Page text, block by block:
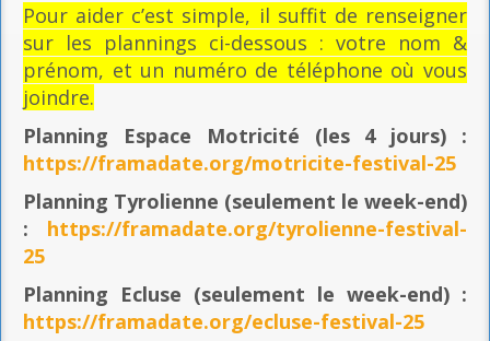
Pour aider c’est simple, il suffit de renseigner
sur les plannings ci-dessous : votre nom &
prénom, et un numéro de téléphone où vous
joindre.
Planning Espace Motricité (les 4 jours) :
https://framadate.org/motricite-festival-25
Planning Tyrolienne (seulement le week-end)
: https://framadate.org/tyrolienne-festival-
25
Planning Ecluse (seulement le week-end) :
https://framadate.org/ecluse-festival-25